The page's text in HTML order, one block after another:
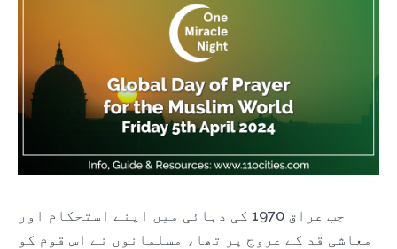
جب عراق 1970 کی دہائی میں اپنے استحکام اور
معاشی قد کے عروج پر تھا، مسلمانوں نے اس قوم کو